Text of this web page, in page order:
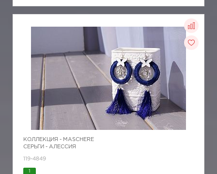
КОЛЛЕКЦИЯ - MASCHERE
СЕРЬГИ - АЛЕССИЯ
119-4849